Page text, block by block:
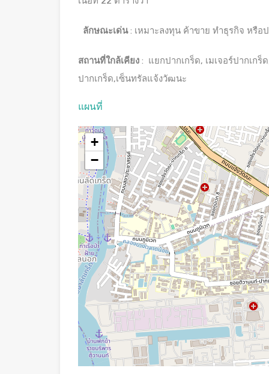
ลักษณะเด่น: เหมาะลงทุน ค้าขาย ทำธุรกิจ หรือ
สถานที่ใกล้เคียง : แยกปากเกร็ด, เมเจอร์ปากเก
ปากเกร็ด,เซ็นทรัลแจ้งวัฒนะ
แผนที่
+
−